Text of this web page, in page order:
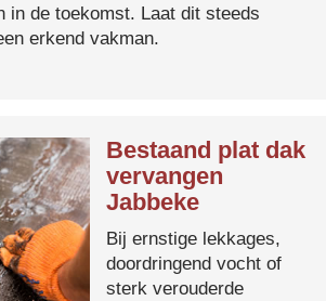
in de toekomst. Laat dit steeds
erkend vakman.
Bestaand plat dak
vervangen
Jabbeke
Bij ernstige lekkages,
doordringend vocht of
sterk verouderde